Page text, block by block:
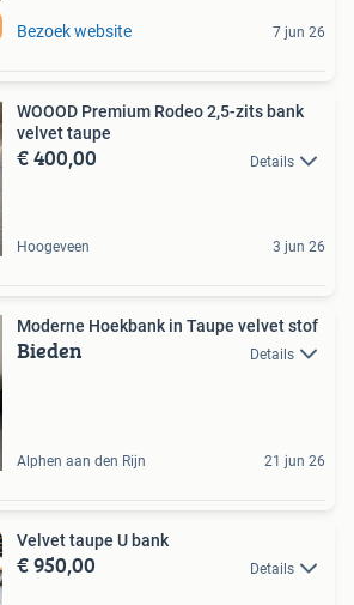
Bezoek website 7 jun 26
WOOOD Premium Rodeo 2,5-zits bank
velvet taupe
€ 400,00 Details
Hoogeveen 3 jun 26
Moderne Hoekbank in Taupe velvet stof
Bieden Details
Alphen aan den Rijn 21 jun 26
Velvet taupe U bank
€ 950,00 Details